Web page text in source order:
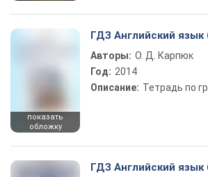
показать
обложку
ГДЗ Английский язык
Авторы: О. Д. Карпюк
Год: 2014
Описание: Тетрадь по
ГДЗ Английский язык